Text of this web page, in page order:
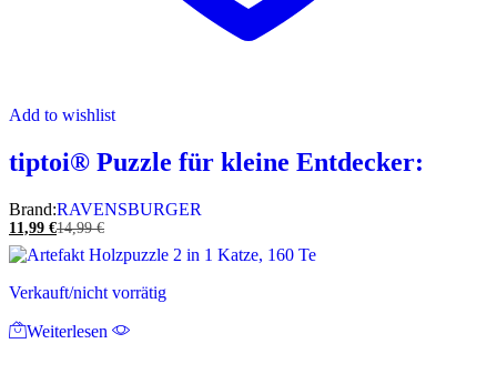
Add to wishlist
tiptoi® Puzzle für kleine Entdecker:
Brand:RAVENSBURGER
11,99 €14,99€
Verkauft/nicht vorrätig
Weiterlesen